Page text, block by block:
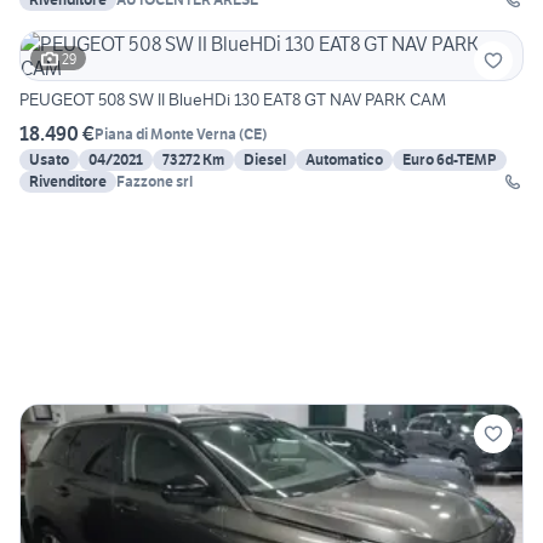
29
PEUGEOT 508 SW II BlueHDi 130 EAT8 GT NAV PARK CAM
18.490 €Piana di Monte Verna (CE)
Usato
04/2021 73272 Km Diesel Automatico
Euro 6d-TEMP
Rivenditore Fazzone srl